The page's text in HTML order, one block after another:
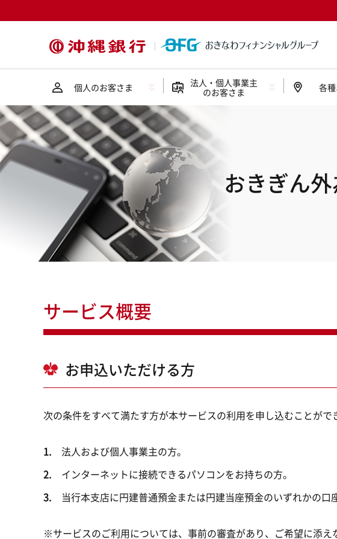
個人のお客さま
法人・個人事業主
のお客さま
各
おきぎん
サービス概要
お申込いただける方
次の条件をすべて満たす方が本サービスの利用を申し込むことがで
法人および個人事業主の方。
インターネットに接続できるパソコンをお持ちの方。
当行本支店に円建普通預金または円建当座預金のいずれかの口
※サービスのご利用については、事前の審査があり、ご希望に添え